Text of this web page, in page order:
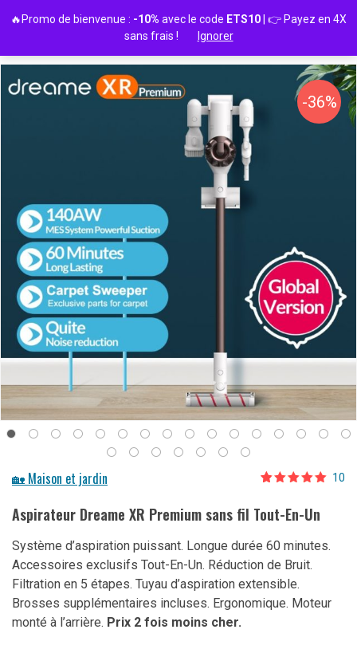
-36%
🏡 Maison et jardin
sur
notations
10
Aspirateur Dreame XR Premium sans fil Tout-En-Un
Système d’aspiration puissant. Longue durée 60 minutes.
Accessoires exclusifs Tout-En-Un. Réduction de Bruit.
Filtration en 5 étapes. Tuyau d’aspiration extensible.
Brosses supplémentaires incluses. Ergonomique. Moteur
monté à l’arrière. Prix 2 fois moins cher.
🔥Promo de bienvenue : -10% avec le code ETS10 | 👉 Payez en 4X
sans frais !
Ignorer